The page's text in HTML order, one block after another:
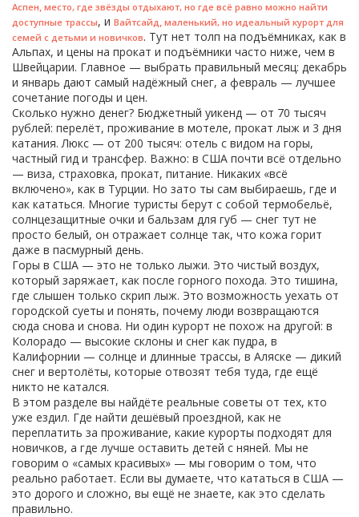
Аспен, место, где звёзды отдыхают, но где всё равно можно найти
доступные трассы, и Вайтсайд, маленький, но идеальный курорт для
семей с детьми и новичков. Тут нет толп на подъёмниках, как в
Альпах, и цены на прокат и подъёмники часто ниже, чем в
Швейцарии. Главное — выбрать правильный месяц: декабрь
и январь дают самый надёжный снег, а февраль — лучшее
сочетание погоды и цен.
Сколько нужно денег? Бюджетный уикенд — от 70 тысяч
рублей: перелёт, проживание в мотеле, прокат лыж и 3 дня
катания. Люкс — от 200 тысяч: отель с видом на горы,
частный гид и трансфер. Важно: в США почти всё отдельно
— виза, страховка, прокат, питание. Никаких «всё
включено», как в Турции. Но зато ты сам выбираешь, где и
как кататься. Многие туристы берут с собой термобельё,
солнцезащитные очки и бальзам для губ — снег тут не
просто белый, он отражает солнце так, что кожа горит
даже в пасмурный день.
Горы в США — это не только лыжи. Это чистый воздух,
который заряжает, как после горного похода. Это тишина,
где слышен только скрип лыж. Это возможность уехать от
городской суеты и понять, почему люди возвращаются
сюда снова и снова. Ни один курорт не похож на другой: в
Колорадо — высокие склоны и снег как пудра, в
Калифорнии — солнце и длинные трассы, в Аляске — дикий
снег и вертолёты, которые отвозят тебя туда, где ещё
никто не катался.
В этом разделе вы найдёте реальные советы от тех, кто
уже ездил. Где найти дешёвый проездной, как не
переплатить за проживание, какие курорты подходят для
новичков, а где лучше оставить детей с няней. Мы не
говорим о «самых красивых» — мы говорим о том, что
реально работает. Если вы думаете, что кататься в США —
это дорого и сложно, вы ещё не знаете, как это сделать
правильно.